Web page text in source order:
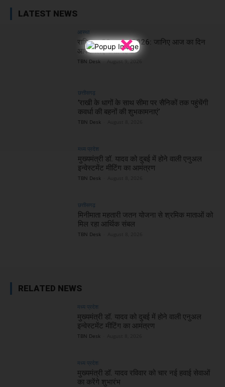
×
LATEST NEWS
आस्था
राशिफल 09 अगस्त 2026: जानिए आज का दिन
आपके लिए कैसा रहेगा
TBN Desk - August 9, 2026
छत्तीसगढ़
’राखी के धागों के साथ सीमा पर सैनिकों तक पहुंचेंगी
कवर्धा की बहनों की शुभकामनाएं’
TBN Desk
मध्य प्रदेश
मुख्यमंत्री डॉ. यादव को दुबई में होने वाली एनुअल
इन्वेस्टमेंट मीटिंग का आमंत्रण
TBN Desk
छत्तीसगढ़
मिनीमाता महतारी जतन योजना से श्रमिक माताओं को
मिल रहा आर्थिक संबल
TBN Desk
RELATED NEWS
मध्य प्रदेश
मुख्यमंत्री डॉ. यादव को दुबई में होने वाली एनुअल
इन्वेस्टमेंट मीटिंग का आमंत्रण
TBN Desk
मध्य प्रदेश
मुख्यमंत्री डॉ. यादव रविवार को चार नई हवाई सेवाओं
का करेंगे शुभारंभ